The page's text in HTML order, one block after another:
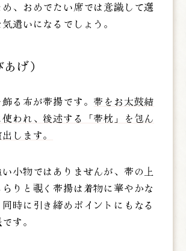
、おめでたい席では意識して選
遣いになるでしょう。
げ）
る布が帯揚です。 帯をお太鼓結
われ、後述する「帯枕」を包ん
します。
小物ではありませんが、帯の上
りと覗く帯揚は着物に華やかな
時に引き締めポイントにもなる
す。